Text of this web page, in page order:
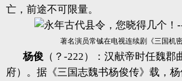
亡，前途不可限量。
著名演员常铖在电视连续剧《三国机
杨俊 （？-222）：汉献帝时任魏郡
府）。据《三国志魏书杨俊传》载，